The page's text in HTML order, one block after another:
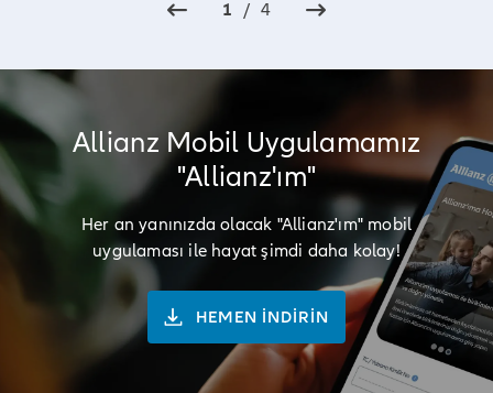
1 / 4
Allianz Mobil Uygulamamız
"Allianz'ım"
Her an yanınızda olacak "Allianz'ım" mobil
uygulaması ile hayat şimdi daha kolay!
HEMEN İNDİRİN